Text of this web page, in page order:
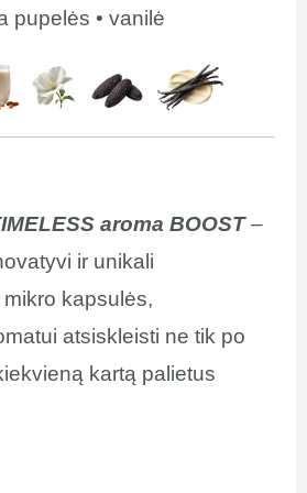
pupelės • vanilė
aroma BOOST–
ir unikali
kapsulės,
atsiskleisti ne tik po
kartą palietus